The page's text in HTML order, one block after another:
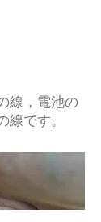
線，電池の
線です。